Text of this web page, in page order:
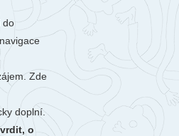
do
Zde
doplní.
o